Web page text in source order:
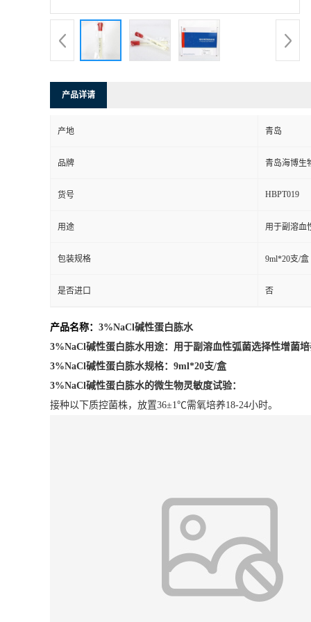
产品详请
产地 青岛
品牌 青岛海博生
货号 HBPT019
用途 用于副溶血
包装规格 9ml*20支/盒
是否进口 否
产品名称： 3%NaCl碱性蛋白胨水
3%NaCl碱性蛋白胨水用途： 用于副溶血性弧菌选择性增菌
3%NaCl碱性蛋白胨水规格： 9ml*20支/盒
3%NaCl碱性蛋白胨水的微生物灵敏度试验：
接种以下质控菌株，放置36±1℃需氧培养18-24小时。